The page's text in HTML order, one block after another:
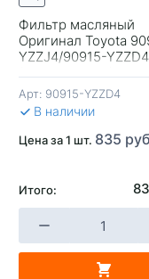
Фильтр масляный
Оригинал Toyota
YZZJ4/90915-YZZD4
(90915-20004/C-
Арт: 90915-YZZD4
В наличии
Цена за 1 шт. 835
Итого:
+
КОРЗИНУ